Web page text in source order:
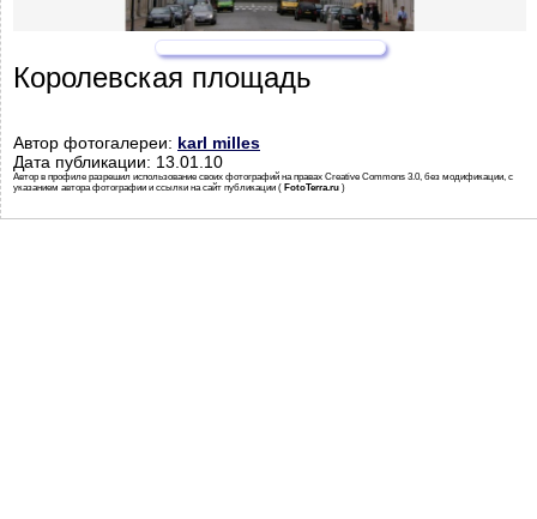
Королевская площадь
Автор фотогалереи: karl milles
Дата публикации: 13.01.10
Автор в профиле разрешил использование своих фотографий на правах Creative Commons 3.0, без модификации, с
указанием автора фотографии и ссылки на сайт публикации ( FotoTerra.ru )